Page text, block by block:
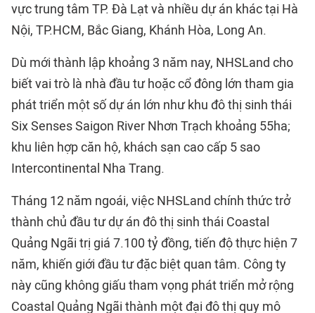
vực trung tâm TP. Đà Lạt và nhiều dự án khác tại Hà
Nội, TP.HCM, Bắc Giang, Khánh Hòa, Long An.
Dù mới thành lập khoảng 3 năm nay, NHSLand cho
biết vai trò là nhà đầu tư hoặc cổ đông lớn tham gia
phát triển một số dự án lớn như khu đô thị sinh thái
Six Senses Saigon River Nhơn Trạch khoảng 55ha;
khu liên hợp căn hộ, khách sạn cao cấp 5 sao
Intercontinental Nha Trang.
Tháng 12 năm ngoái, việc NHSLand chính thức trở
thành chủ đầu tư dự án đô thị sinh thái Coastal
Quảng Ngãi trị giá 7.100 tỷ đồng, tiến độ thực hiện 7
năm, khiến giới đầu tư đặc biệt quan tâm. Công ty
này cũng không giấu tham vọng phát triển mở rộng
Coastal Quảng Ngãi thành một đại đô thị quy mô